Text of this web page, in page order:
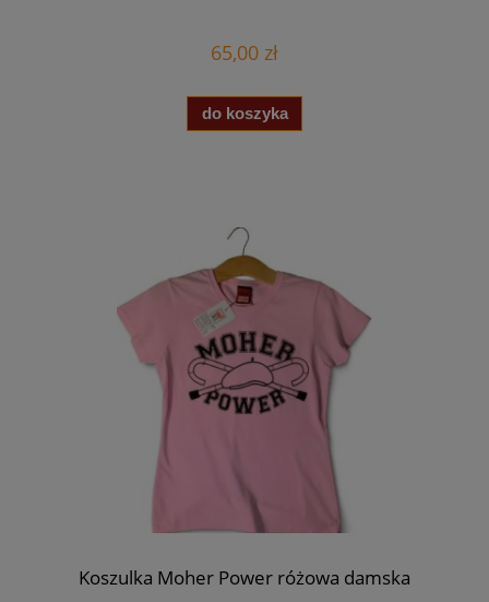
65,00 zł
do koszyka
Koszulka Moher Power różowa damska